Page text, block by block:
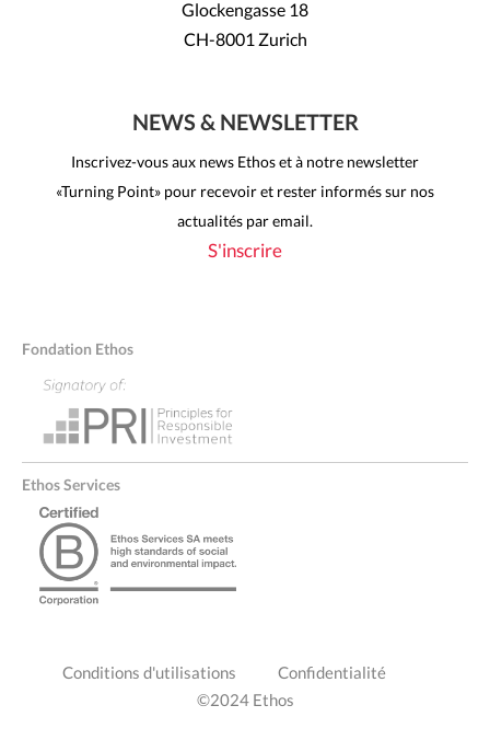
Glockengasse 18
CH-8001 Zurich
NEWS & NEWSLETTER
Inscrivez-vous aux news Ethos et à notre newsletter
«Turning Point» pour recevoir et rester informés sur nos
actualités par email.
S'inscrire
Fondation Ethos
Ethos Services
PIED
Conditions d'utilisations
Confidentialité
©2024 Ethos